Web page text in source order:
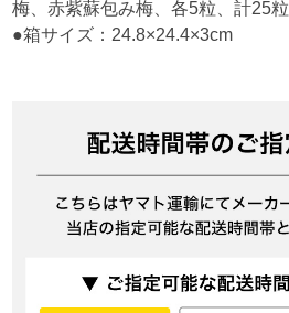
梅、赤紫蘇包み梅、各5粒、計25粒
●箱サイズ：24.8×24.4×3cm